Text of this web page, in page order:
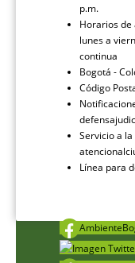
p.m.
Horarios de
lunes a
continua
Bogotá -
Código
Servicio a
Línea para